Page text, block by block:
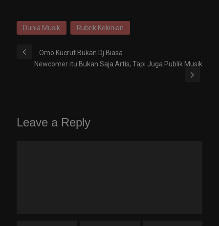
Dunia Musik Rubrik Kekinian
Omo Kucrut Bukan Dj Biasa
Newcomer itu Bukan Saja Artis, Tapi Juga Publik Musik
Leave a Reply